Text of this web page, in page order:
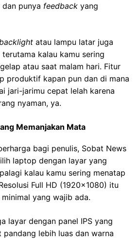
punya feedback yang
atau lampu latar juga
kalau kamu sering
atau saat malam hari. Fitur
produktif kapan pun dan di mana
jari-jarimu cepat lelah karena
nyaman, ya.
Memanjakan Mata
bagi penulis, Sobat News
laptop dengan layar yang
kalau kamu sering menatap
Full HD (1920×1080) itu
yang wajib ada.
layar dengan panel IPS yang
pandang lebih luas dan warna